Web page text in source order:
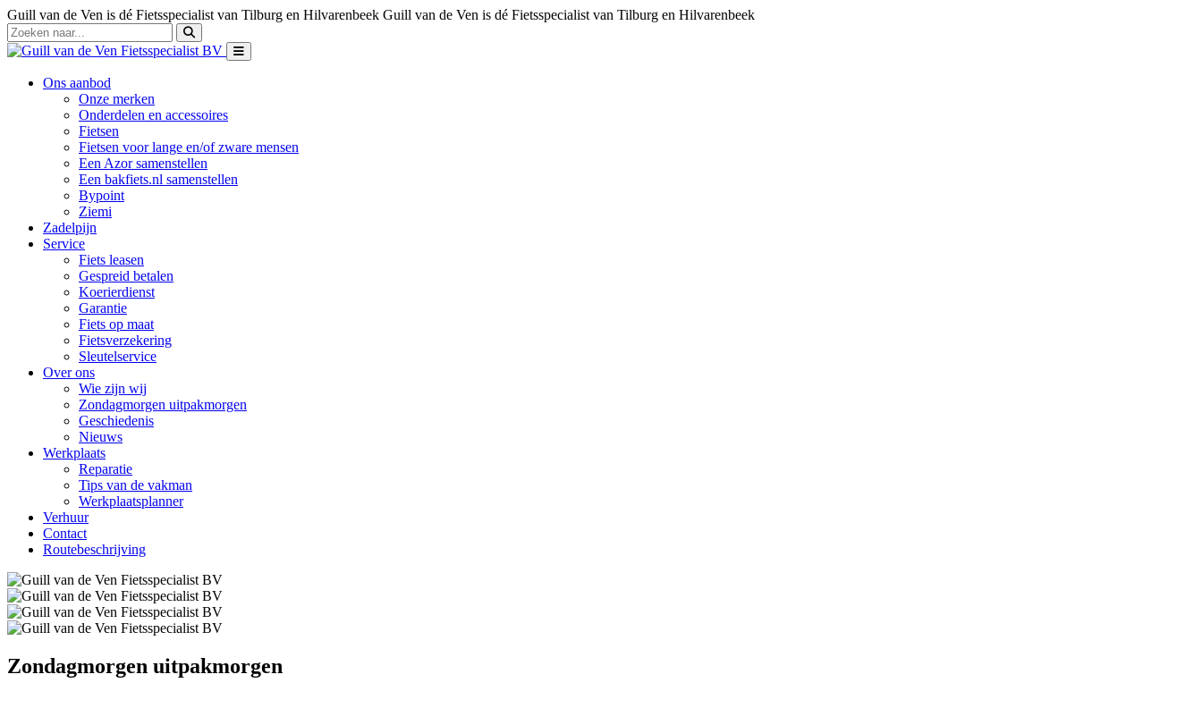
Guill van de Ven is dé Fietsspecialist van Tilburg en Hilvarenbeek Guill van de Ven is dé Fietsspecialist van Tilburg en Hilvarenbeek
Ons aanbod
Onze merken
Onderdelen en accessoires
Fietsen
Fietsen voor lange en/of zware mensen
Een Azor samenstellen
Een bakfiets.nl samenstellen
Bypoint
Ziemi
Zadelpijn
Service
Fiets leasen
Gespreid betalen
Koerierdienst
Garantie
Fiets op maat
Fietsverzekering
Sleutelservice
Over ons
Wie zijn wij
Zondagmorgen uitpakmorgen
Geschiedenis
Nieuws
Werkplaats
Reparatie
Tips van de vakman
Werkplaatsplanner
Verhuur
Contact
Routebeschrijving
Zondagmorgen uitpakmorgen